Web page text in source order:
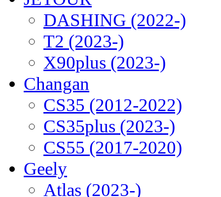
DASHING (2022-)
T2 (2023-)
X90plus (2023-)
Changan
CS35 (2012-2022)
CS35plus (2023-)
CS55 (2017-2020)
Geely
Atlas (2023-)